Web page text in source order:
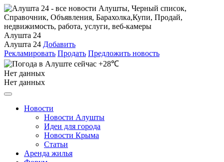
Алушта 24
Алушта 24 Добавить
Рекламировать Продать Предложить новость
+28℃
Нет данных
Нет данных
Новости
Новости Алушты
Идеи для города
Новости Крыма
Статьи
Аренда жилья